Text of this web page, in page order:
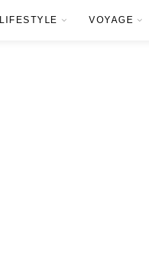
LIFESTYLE VOYAGE